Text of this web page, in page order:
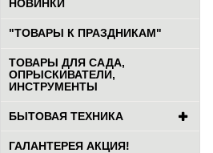
НОВИНКИ
"ТОВАРЫ К ПРАЗДНИКАМ"
ТОВАРЫ ДЛЯ САДА,
ОПРЫСКИВАТЕЛИ,
ИНСТРУМЕНТЫ
БЫТОВАЯ ТЕХНИКА
ГАЛАНТЕРЕЯ АКЦИЯ!